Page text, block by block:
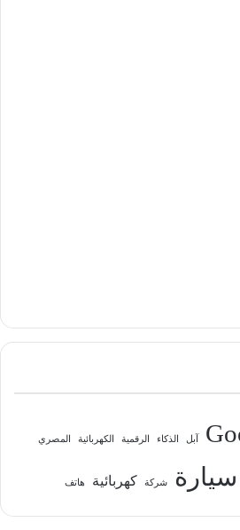
آبل الذكاء الرقمية الكهربائية المصري
سيارة شركة كهربائية هاتف